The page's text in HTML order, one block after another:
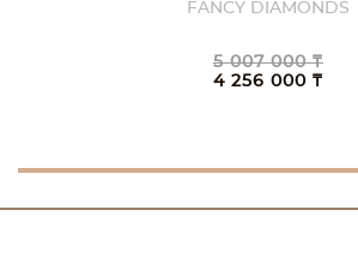
FANCY DIAMONDS
5 007 000 ₸
4 256 000 ₸